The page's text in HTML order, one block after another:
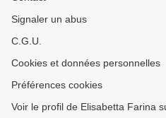
Signaler un abus
C.G.U.
Cookies et données personnelles
Préférences cookies
Voir le profil de Elisabetta Farina